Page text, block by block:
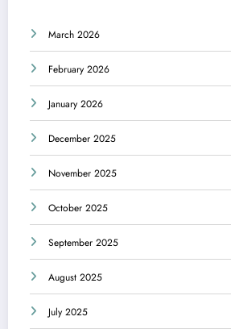
March 2026
February 2026
January 2026
December 2025
November 2025
October 2025
September 2025
August 2025
July 2025